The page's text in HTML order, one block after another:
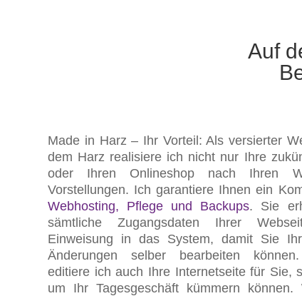
Auf
Made in Harz – Ihr Vorteil: Als versierter
dem Harz realisiere ich nicht nur Ihre
oder Ihren Onlineshop nach Ihren
Vorstellungen. Ich garantiere Ihnen ein
Webhosting, Pflege und Backups. Sie
sämtliche Zugangsdaten Ihrer
Einweisung in das System, damit Sie
Änderungen selber bearbeiten können.
editiere ich auch Ihre Internetseite für Sie,
um Ihr Tagesgeschäft kümmern können.